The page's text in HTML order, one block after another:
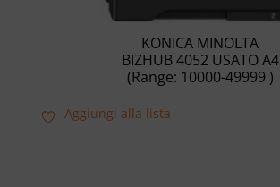
KONICA MINOLTA
BIZHUB 4052 USATO A4
(Range: 10000-49999 )
Aggiungi alla lista